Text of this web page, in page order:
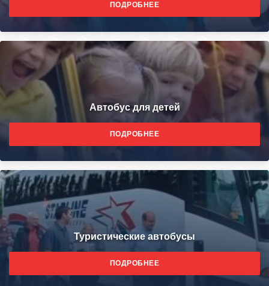
ПОДРОБНЕЕ
Автобус для детей
ПОДРОБНЕЕ
Туристические автобусы
ПОДРОБНЕЕ